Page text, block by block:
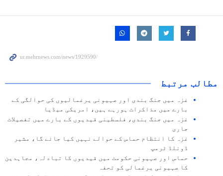
مطالب مرتبط
غزہ میں جنگ بندی اور صہیونی یرغمالیوں کی حوالگی کے
بارے میں مذاکرات ہورہے ہیں، امریکی میڈیا
غزہ میں جنگ بندی، فلسطینی قیدیوں کے بارے میں تفصیلات
جاری
غزہ کا انتظام حماس کے حوالے نہیں کیا جائے گا، مشیر
ڈونلڈ ٹرمپ
حماس اور صہیونی حکومت میں قیدیوں کا تبادلہ، مجاہدین
کا صہیونی یرغمالی کو تحفہ